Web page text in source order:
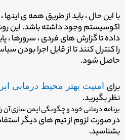
با این حال ، باید از طریق همه ی
اکوسیستم وجود داشته باشد. این
داده تا گزارش های فردی ، سرورها ،
را کنترل کنند تا از قابل اجرا بودن
حاصل شود.
برای امنیت بهتر محیط درمانی
نظر بگیرید.
برنامه درمانی خود و چگونگی ایمن سازی آن
در صورت لزوم از تیم های دیگر
بشناسید.